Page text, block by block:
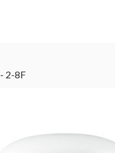
- 2-8F